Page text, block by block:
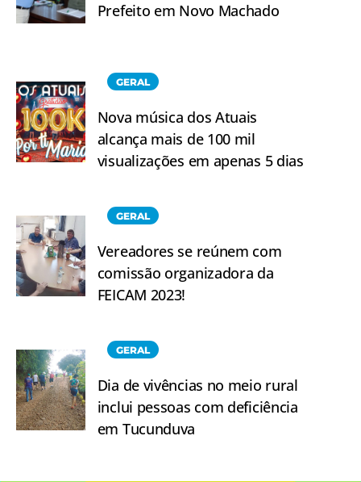
Prefeito em Novo Machado
GERAL
Nova música dos Atuais
alcança mais de 100 mil
visualizações em apenas 5 dias
GERAL
Vereadores se reúnem com
comissão organizadora da
FEICAM 2023!
GERAL
Dia de vivências no meio rural
inclui pessoas com deficiência
em Tucunduva